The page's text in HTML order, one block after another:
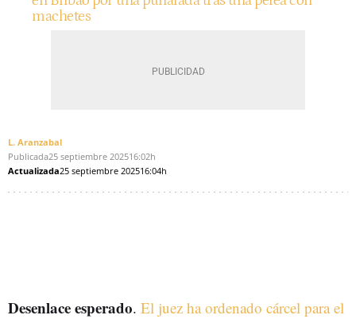
machetes
L. Aranzabal
Publicada25 septiembre 202516:02h
Actualizada25 septiembre 202516:04h
Desenlace esperado. El juez ha ordenado cárcel para el